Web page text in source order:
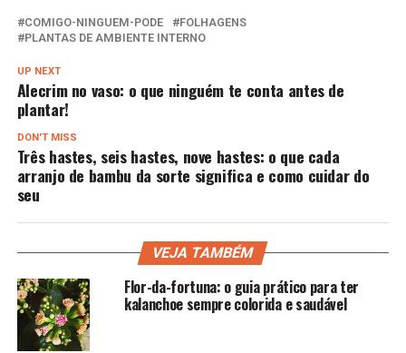
COMIGO-NINGUEM-PODE
FOLHAGENS
PLANTAS DE AMBIENTE INTERNO
UP NEXT
Alecrim no vaso: o que ninguém te conta antes de
plantar!
DON'T MISS
Três hastes, seis hastes, nove hastes: o que cada
arranjo de bambu da sorte significa e como cuidar do
seu
VEJA TAMBÉM
Flor-da-fortuna: o guia prático para ter
kalanchoe sempre colorida e saudável